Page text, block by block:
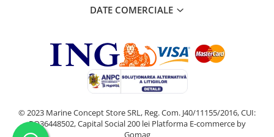
DATE COMERCIALE
© 2023 Marine Concept Store SRL, Reg. Com. J40/11155/2016, CUI:
RO36448502, Capital Social 200 lei Platforma E-commerce by
Gomag